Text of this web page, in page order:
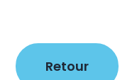
Retour